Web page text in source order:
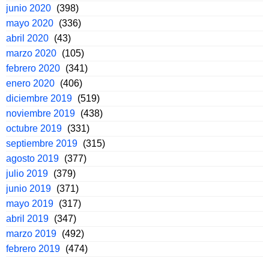
junio 2020 (398)
mayo 2020 (336)
abril 2020 (43)
marzo 2020 (105)
febrero 2020 (341)
enero 2020 (406)
diciembre 2019 (519)
noviembre 2019 (438)
octubre 2019 (331)
septiembre 2019 (315)
agosto 2019 (377)
julio 2019 (379)
junio 2019 (371)
mayo 2019 (317)
abril 2019 (347)
marzo 2019 (492)
febrero 2019 (474)